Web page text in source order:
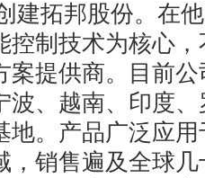
建拓邦股份。在
控制技术为核心
案提供商。目前
波、越南、印度
地。产品广泛应
，销售遍及全球